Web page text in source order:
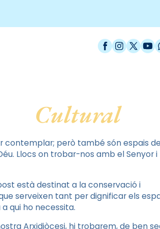
Facebook
X /
Cultural
contemplar; però també són espais de
Llocs on trobar-nos amb el Senyor i
està destinat a la conservació i
serveixen tant per dignificar els
qui ho necessita.
Arxidiòcesi, hi trobarem, de ben